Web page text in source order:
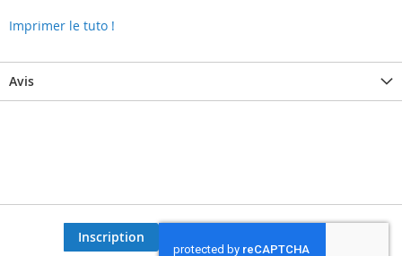
Imprimer le tuto !
Avis
Inscription